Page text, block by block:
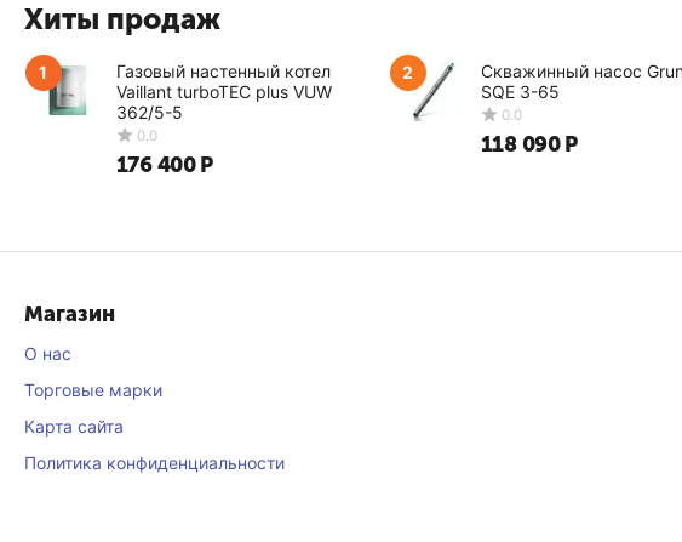
Недорого купить
Заказ теплоносителя в нашем
все товары есть в наличии и готовы
смогут подобрать оптимальный
Хиты продаж
1
Газовый настенный котел
Vaillant turboTEC plus VUW
362/5-5
0.0
176 400 Р
2
Скважинный насос
SQE 3-65
118 090 Р
Магазин
О нас
Торговые марки
Карта сайта
Политика конфиденциальности